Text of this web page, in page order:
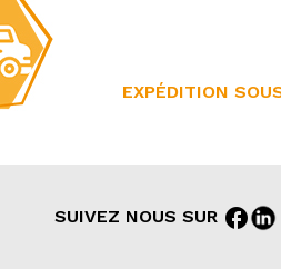
EXPÉDITION
SUIVEZ NOUS SUR facebook